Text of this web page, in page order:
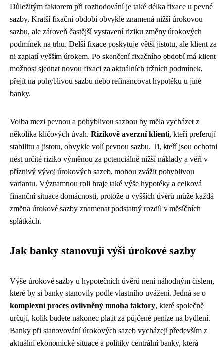
Důležitým faktorem při rozhodování je také délka fixace u pevné
sazby. Kratší fixační období obvykle znamená nižší úrokovou
sazbu, ale zároveň častější vystavení riziku změny úrokových
podmínek na trhu. Delší fixace poskytuje větší jistotu, ale klient za
ni zaplatí vyšším úrokem. Po skončení fixačního období má klient
možnost sjednat novou fixaci za aktuálních tržních podmínek,
přejít na pohyblivou sazbu nebo refinancovat hypotéku u jiné
banky.
Volba mezi pevnou a pohyblivou sazbou by měla vycházet z
několika klíčových úvah. Rizikově averzní klienti, kteří preferují
stabilitu a jistotu, obvykle volí pevnou sazbu. Ti, kteří jsou ochotni
nést určité riziko výměnou za potenciálně nižší náklady a věří v
příznivý vývoj úrokových sazeb, mohou zvážit pohyblivou
variantu. Významnou roli hraje také výše hypotéky a celková
finanční situace domácnosti, protože u vyšších úvěrů může každá
změna úrokové sazby znamenat podstatný rozdíl v měsíčních
splátkách.
Jak banky stanovují výši úrokové sazby
Výše úrokové sazby u hypotečních úvěrů není náhodným číslem,
které by si banky stanovily podle vlastního uvážení. Jedná se o
komplexní proces ovlivněný mnoha faktory, které společně
určují, kolik budete nakonec platit za půjčené peníze na bydlení.
Banky při stanovování úrokových sazeb vycházejí především z
aktuální ekonomické situace a politiky centrální banky, která